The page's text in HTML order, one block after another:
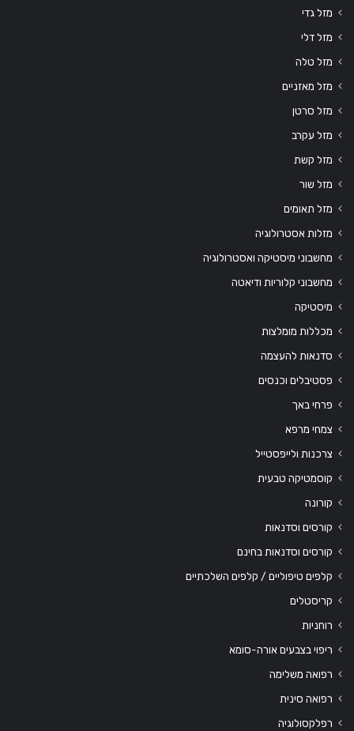
מזל גדי
מזל דלי
מזל טלה
מזל מאזניים
מזל סרטן
מזל עקרב
מזל קשת
מזל שור
מזל תאומים
מזלות אסטרולוגיה
מחשבוני מיסטיקה ואסטרולוגיה
מחשבוני קלוריות ודיאטה
מיסטיקה
מכללות מומלצות
סדנאות להעצמה
פסטיבלים וכנסים
פרחי באך
צמחי מרפא
צרכנות ולייפסטייל
קוסמטיקה טבעית
קורונה
קורסים וסדנאות
קורסים וסדנאות בחינם
קלפים טיפוליים / קלפים השלכתיים
קריסטלים
רוחניות
ריפוי בצבעים אורה-סומא
רפואה משלימה
רפואה סינית
רפלקסולוגיה